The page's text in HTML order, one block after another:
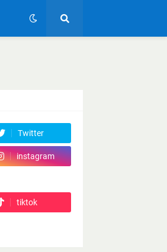
Twitter
instagram
tiktok